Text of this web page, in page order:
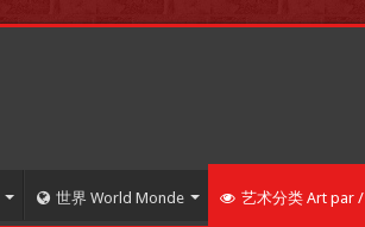
世界 World Monde 艺术分类 Art par /